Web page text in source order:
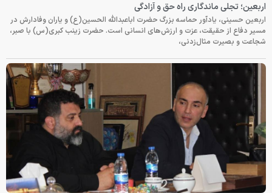
اربعین؛ تجلی ماندگاری راه حق و آزادگی
اربعین حسینی، یادآور حماسه بزرگ حضرت اباعبدالله الحسین(ع) و یاران وفادارش در
مسیر دفاع از حقیقت، عزت و ارزش‌های انسانی است. حضرت زینب کبری(س) با صبر،
شجاعت و بصیرت مثال‌زدنی،